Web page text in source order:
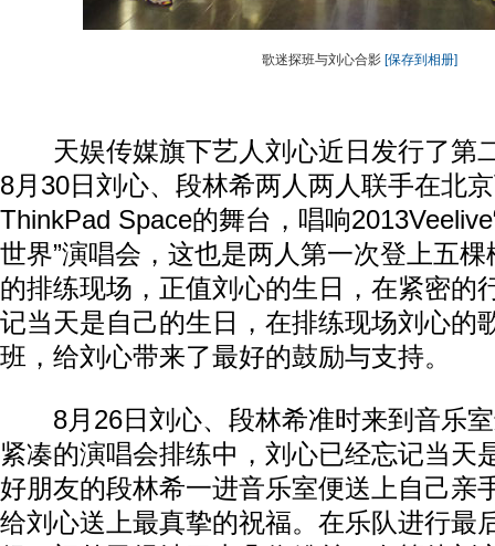
歌迷探班与刘心合影 [保存到相册]
天娱传媒旗下艺人刘心近日发行了第
8月30日刘心、段林希两人两人联手在北
ThinkPad Space的舞台，唱响
世界”演唱会，这也是两人第一次登上五
的排练现场，正值刘心的生日，在紧密的
记当天是自己的生日，在排练现场刘心的
班，给刘心带来了最好的鼓励与支持。
8月26日刘心、段林希准时来到音乐室
紧凑的演唱会排练中，刘心已经忘记当天
好朋友的段林希一进音乐室便送上自己亲
给刘心送上最真挚的祝福。在乐队进行最